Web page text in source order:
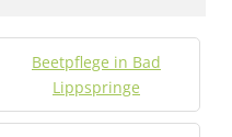
Beetpflege in Bad
Lippspringe